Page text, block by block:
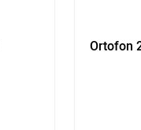
Ortofon